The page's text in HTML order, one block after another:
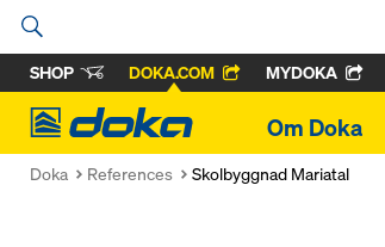
SHOP DOKA.COM MYDOKA
Doka
Om Doka
Doka References Skolbyggnad Mariatal